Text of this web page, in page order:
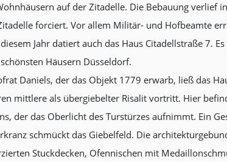
auf der Zitadelle. Die Bebauung verlief
forciert. Vor allem Militär- und Hofbeamte
Jahr datiert auch das Haus Citadellstraße 7.
Häusern Düsseldorf.
Daniels, der das Objekt 1779 erwarb, ließ das
mittlere als übergiebelter Risalit vortritt. Hier
der das Oberlicht des Turstürzes aufnimmt. Ein
schmückt das Giebelfeld. Die
Stuckdecken, Ofennischen mit